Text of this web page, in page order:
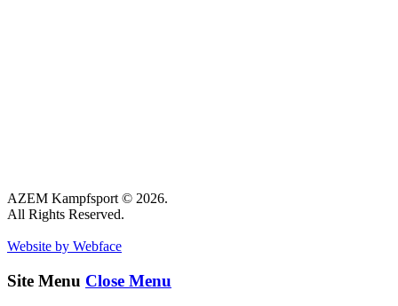
AZEM Kampfsport © 2026.
All Rights Reserved.
Website by Webface
Site Menu Close Menu